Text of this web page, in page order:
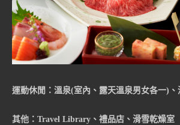
運動休閒： 溫泉(室內、露天溫泉男女各一)、
其他：Travel Library、禮品店、滑雪乾燥室